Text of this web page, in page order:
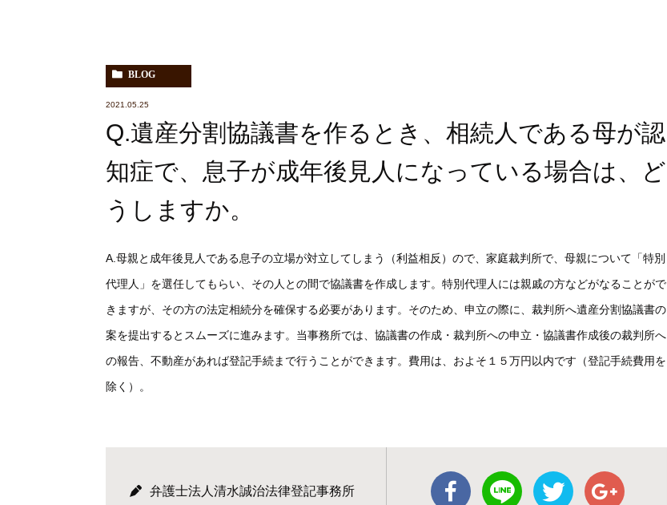
BLOG
2021.05.25
Q.遺産分割協議書を作るとき、相続人である母が認
知症で、息子が成年後見人になっている場合は、ど
うしますか。
A.母親と成年後見人である息子の立場が対立してしまう（利益相反）ので、家庭裁判所で、母親について「特別
代理人」を選任してもらい、その人との間で協議書を作成します。特別代理人には親戚の方などがなることがで
きますが、その方の法定相続分を確保する必要があります。そのため、申立の際に、裁判所へ遺産分割協議書の
案を提出するとスムーズに進みます。当事務所では、協議書の作成・裁判所への申立・協議書作成後の裁判所へ
の報告、不動産があれば登記手続まで行うことができます。費用は、およそ１５万円以内です（登記手続費用を
除く）。
弁護士法人清水誠治法律登記事務所